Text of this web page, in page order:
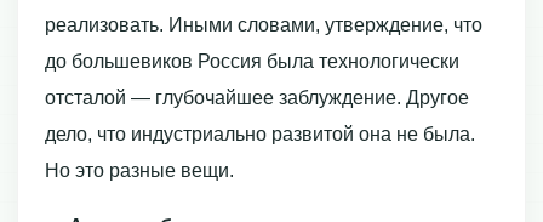
реализовать. Иными словами, утверждение, что
до большевиков Россия была технологически
отсталой — глубочайшее заблуждение. Другое
дело, что индустриально развитой она не была.
Но это разные вещи.